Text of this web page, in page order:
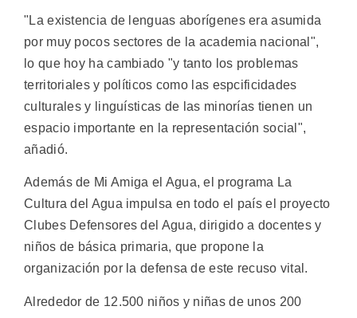
"La existencia de lenguas aborígenes era asumida
por muy pocos sectores de la academia nacional",
lo que hoy ha cambiado "y tanto los problemas
territoriales y políticos como las espcificidades
culturales y linguísticas de las minorías tienen un
espacio importante en la representación social",
añadió.
Además de Mi Amiga el Agua, el programa La
Cultura del Agua impulsa en todo el país el proyecto
Clubes Defensores del Agua, dirigido a docentes y
niños de básica primaria, que propone la
organización por la defensa de este recuso vital.
Alrededor de 12.500 niños y niñas de unos 200